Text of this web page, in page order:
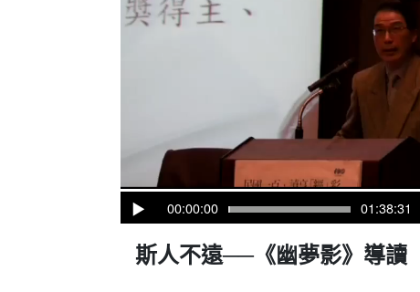
00:00:00 01:38:31
斯人不遠──《幽夢影》導讀